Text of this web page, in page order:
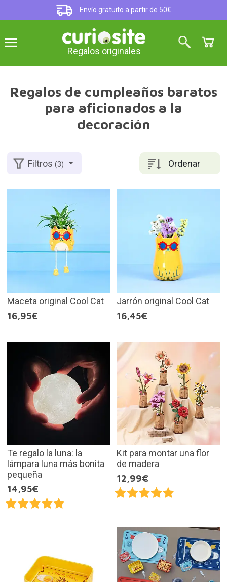
Envío gratuito a partir de 50€
Regalos originales
Regalos de cumpleaños baratos
para aficionados a la
decoración
Ordenar
Filtros(3)
Maceta original Cool Cat
16,95€
Jarrón original Cool Cat
16,45€
Te regalo la luna: la
lámpara luna más bonita
pequeña
14,95€
Kit para montar una flor
de madera
12,99€